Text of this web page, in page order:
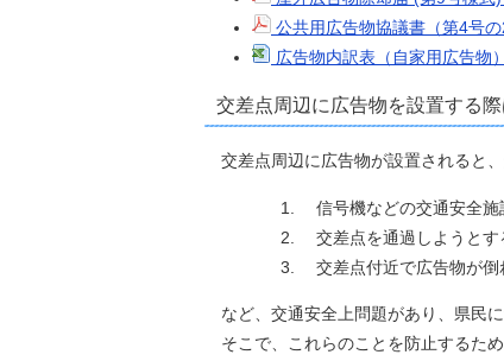
公共用広告物協議書（第4号の
広告物内訳表（自家用広告物）
交差点周辺に広告物を設置する
交差点周辺に広告物が設置されると
信号機などの交通安全
交差点を通過しようと
交差点付近で広告物が
など、交通安全上問題があり、県民
そこで、これらのことを防止するた